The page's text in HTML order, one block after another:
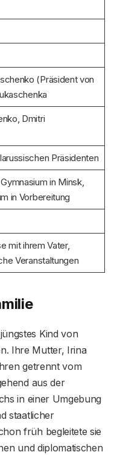
(Präsident von
Dmitri
Präsidenten
in Minsk,
in Vorbereitung
mit ihrem Vater,
Veranstaltungen
Kind von
Ihre Mutter, Irina
getrennt vom
aus der
in einer Umgebung
staatlicher
früh begleitete sie
und diplomatischen